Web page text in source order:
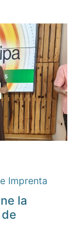
Imprenta
la